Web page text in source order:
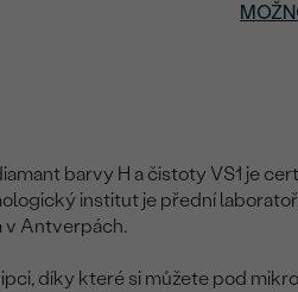
barvy H a čistoty VS1 je
institut je přední
v Antverpách.
díky které si můžete pod